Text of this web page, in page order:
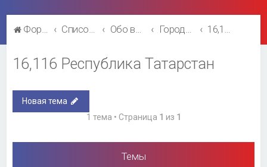
Форум Рено Список форумов Обо всём остальном Города и регионы. 16,116 Республика Татарстан
16,116 Республика Татарстан
Новая тема
1 тема • Страница 1 из 1
Темы